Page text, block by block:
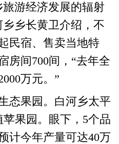
游经济发展的辐射
乡长黄卫介绍，不
民宿、售卖当地特
房间700间，“去年全
万元。”
果园。白河乡太平
果园。眼下，5个品
计今年产量可达40万